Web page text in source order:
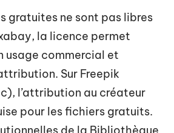
gratuites ne sont pas libres
la licence permet
usage commercial et
Sur Freepik
l’attribution au créateur
pour les fichiers gratuits.
de la Bibliothèque